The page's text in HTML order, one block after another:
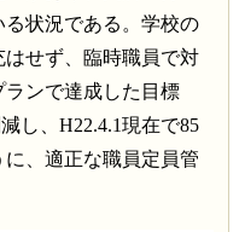
状況である。学校の
せず、臨時職員で対
ンで達成した目標
し、H22.4.1現在で85
、適正な職員定員管